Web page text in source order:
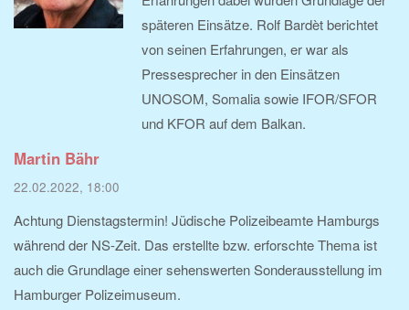
späteren Einsätze. Rolf Bardèt berichtet
von seinen Erfahrungen, er war als
Pressesprecher in den Einsätzen
UNOSOM, Somalia sowie IFOR/SFOR
und KFOR auf dem Balkan.
Martin Bähr
22.02.2022, 18:00
Achtung Dienstagstermin! Jüdische Polizeibeamte Hamburgs
während der NS-Zeit. Das erstellte bzw. erforschte Thema ist
auch die Grundlage einer sehenswerten Sonderausstellung im
Hamburger Polizeimuseum.